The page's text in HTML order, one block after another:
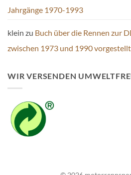
Jahrgänge 1970-1993
klein zu Buch über die Rennen zur
zwischen 1973 und 1990 vorgestellt
WIR VERSENDEN